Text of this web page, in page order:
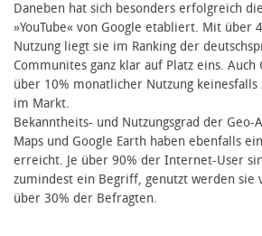
Daneben hat sich besonders erfolgreich
»YouTube« von Google etabliert. Mit über
Nutzung liegt sie im Ranking der
Communites ganz klar auf Platz eins.
über 10% monatlicher Nutzung keinesfalls
im Markt.
Bekanntheits- und Nutzungsgrad der Geo-
Maps und Google Earth haben ebenfalls
erreicht. Je über 90% der Internet-User
zumindest ein Begriff, genutzt werden sie
über 30% der Befragten.